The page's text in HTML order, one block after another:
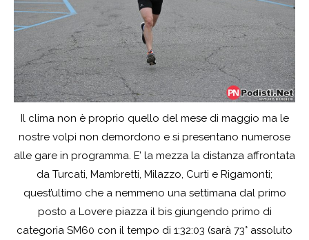
Il clima non è proprio quello del mese di maggio ma le
nostre volpi non demordono e si presentano numerose
alle gare in programma. E’ la mezza la distanza affrontata
da Turcati, Mambretti, Milazzo, Curti e Rigamonti;
quest’ultimo che a nemmeno una settimana dal primo
posto a Lovere piazza il bis giungendo primo di
categoria SM60 con il tempo di 1:32:03 (sarà 73° assoluto